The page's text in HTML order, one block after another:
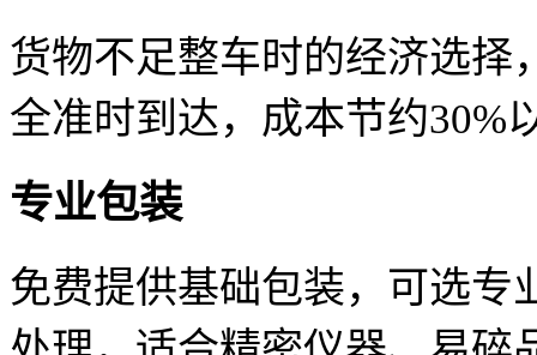
货物不足整车时的经济选择
全准时到达，成本节约30%
专业包装
免费提供基础包装，可选专